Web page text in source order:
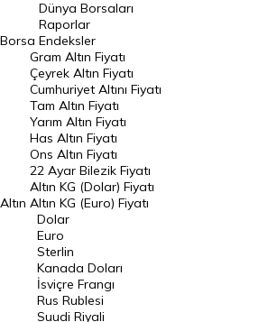
Dünya Borsaları
Raporlar
Endeksler
DÖVİZ
Döviz Kuru
Dolar Kuru
Euro Kuru
Pound Kuru
Frank Kuru
Riyal Kuru
Borsa
Dünya Borsaları
Raporlar
Endeksler
Altın
Gram Altın Fiyatı
Çeyrek Altın Fiyatı
Cumhuriyet Altını Fiyatı
Tam Altın Fiyatı
Yarım Altın Fiyatı
Has Altın Fiyatı
Ons Altın Fiyatı
22 Ayar Bilezik Fiyatı
Altın KG (Dolar) Fiyatı
Altın KG (Euro) Fiyatı
Dolar
Euro
Sterlin
Kanada Doları
İsviçre Frangı
Rus Rublesi
Suudi Riyali